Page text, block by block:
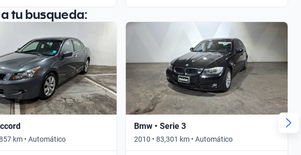
tu busqueda:
km • Automático
Bmw • Serie 3
2010 • 83,301 km • Automático